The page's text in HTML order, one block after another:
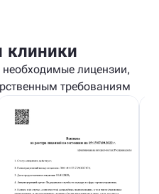
клиники
лицензии,
требованиям